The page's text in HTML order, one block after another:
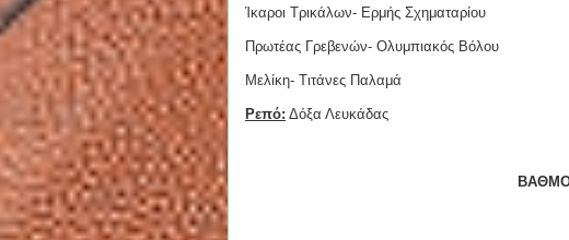
Ίκαροι Τρικάλων- Ερμής Σχηματαρίου
Πρωτέας Γρεβενών- Ολυμπιακός Βόλου
Μελίκη- Τιτάνες Παλαμά
Ρεπό: Δόξα Λευκάδας